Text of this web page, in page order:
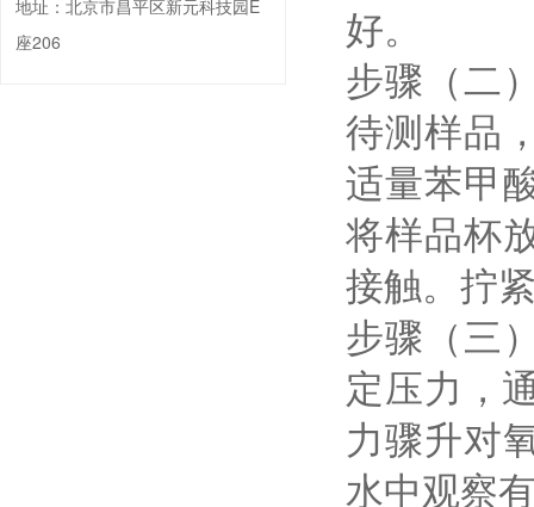
好。
步骤（二
待测样品
适量苯甲
将样品杯
接触。拧
步骤（三
定压力，
力骤升对
水中观察
地址： 北京市昌平区新元科技园E
座206